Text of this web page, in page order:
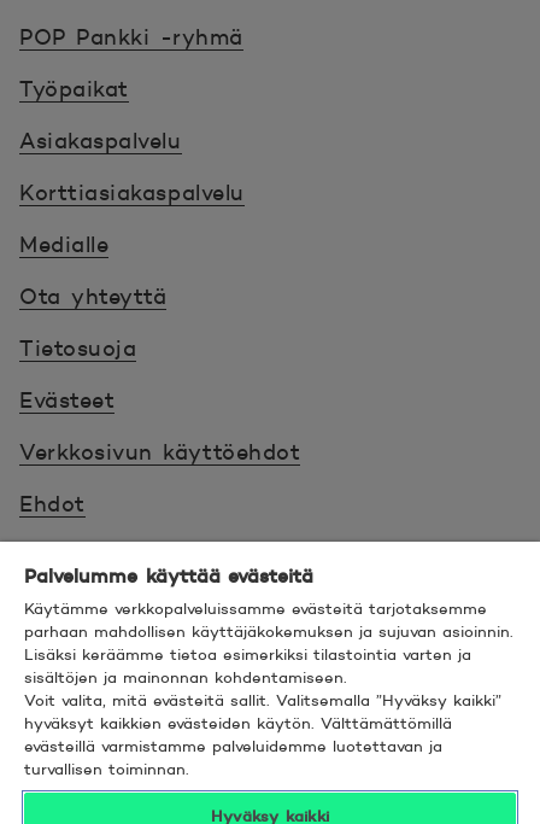
POP Pankki -ryhmä
Työpaikat
Asiakaspalvelu
Korttiasiakaspalvelu
Medialle
Ota yhteyttä
Tietosuoja
Evästeet
Verkkosivun käyttöehdot
Ehdot
Saavutettavuus
Hyödyllistä tietää
© 2026 POP Pankki,Hevosenkenkä 3, 02600
ESPOO
Palvelumme käyttää evästeitä
Käytämme verkkopalveluissamme evästeitä tarjotaksemme
parhaan mahdollisen käyttäjäkokemuksen ja sujuvan asioinnin.
Lisäksi keräämme tietoa esimerkiksi tilastointia varten ja
sisältöjen ja mainonnan kohdentamiseen.
Voit valita, mitä evästeitä sallit. Valitsemalla ”Hyväksy kaikki”
hyväksyt kaikkien evästeiden käytön. Välttämättömillä
evästeillä varmistamme palveluidemme luotettavan ja
turvallisen toiminnan.
Hyväksy kaikki